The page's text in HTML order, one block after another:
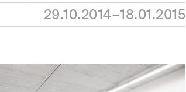
29.10.2014–18.01.2015